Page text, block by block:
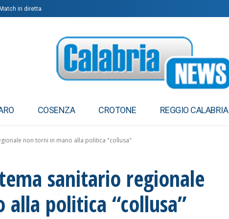
in diretta
fondi scongelati per evitare pedaggi nello Stretto di Hormuz
COSENZA CROTONE REGGIO CALABRIA
non torni in mano alla politica "collusa"
sanitario regionale
politica “collusa”